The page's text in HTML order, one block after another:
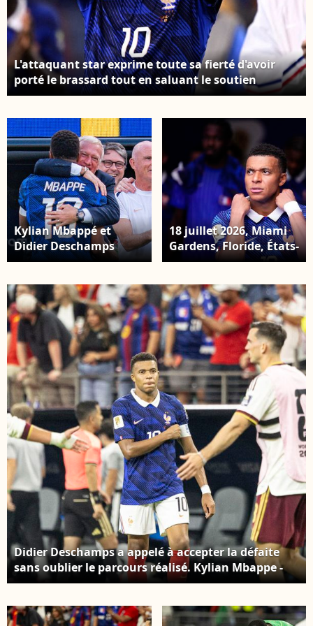
L'attaquant star exprime toute sa fierté d'avoir
porté le brassard tout en saluant le soutien
inconditionnel des supporters. Kylian Mbappé
Coupe du monde, le 14 juillet 2026. © Pablo
Morano/BSR Agency Arlington United States
Kylian Mbappé et
Didier Deschamps
durant le match face à
Coupe du Monde 2026,
le 30 juin 2026. ©
Bestimage
18 juillet 2026, Miami
Gardens, Floride, États-
Unis : le Français
match entre la France
à l'Angleterre au
Miami Stadium, le 18
juillet 2026 à Miami
Gardens, aux États-
Unis. (Crédit photo : ©
Jose Breton/AFP7 via
ZUMA Press /
Bestimage Wire /
Bestimage)
Didier Deschamps a appelé à accepter la défaite
sans oublier le parcours réalisé. Kylian Mbappe -
Match de demi-finale "France - Espagne (2-0)" lors
2026), le 14 juillet 2026. Elyxandro Cegarra /